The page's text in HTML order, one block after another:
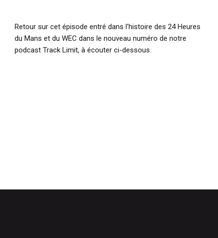
Retour sur cet épisode entré dans l'histoire des 24 Heures
du Mans et du WEC dans le nouveau numéro de notre
podcast Track Limit, à écouter ci-dessous.